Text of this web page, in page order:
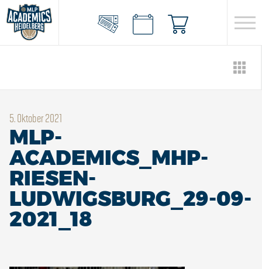
5. Oktober 2021
MLP-
ACADEMICS_MHP-
RIESEN-
LUDWIGSBURG_29-09-
2021_18